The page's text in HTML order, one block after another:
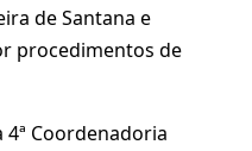
de Santana e
procedimentos de
4ª Coordenadoria